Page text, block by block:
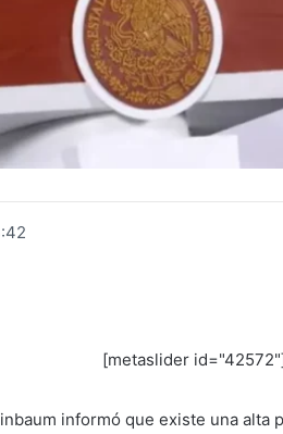
[metaslider
informó que existe una